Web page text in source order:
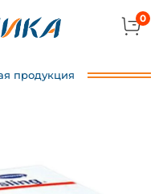
0
продукция